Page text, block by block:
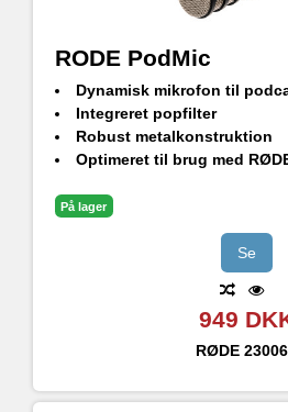
RODE PodMic
Dynamisk mikrofon til podcasting og
Integreret popfilter
Robust metalkonstruktion
Optimeret til brug med
På lager
Se
949
RØDE